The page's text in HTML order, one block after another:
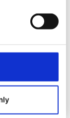
que eZ
aún más el